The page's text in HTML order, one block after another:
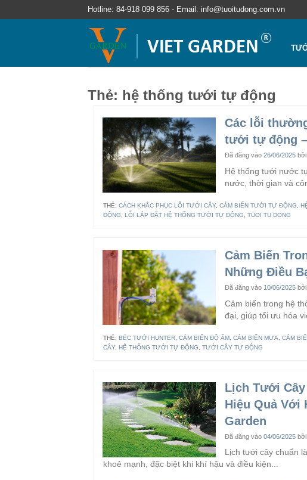
Hotline: 84-918 099 856 - Email: info@tuoitudong.com.vn
Thẻ: hệ thống tưới tự động
Các lỗi
tưới tự động
Đã đăng vào 26/06/2025bởi
Hệ thống tưới nước
nước, thời gian và
THẺ: CÁCH KHẮC PHỤC LỖI TƯỚI CÂY, CẢM BIẾN TƯỚI TỰ ĐỘNG
ĐỘNG
LỖI LẮP ĐẶT HỆ THỐNG TƯỚI TỰ ĐỘNG TUOI TU DONG
Cảm Biến
Những Điều
Đã đăng vào 10/06/2025bởi
Cảm biến trong hệ
đại, giúp tối ưu hóa
THẺ: BÉC TƯỚI HUNTER CẢM BIẾN ĐỘ ẨM CẢM BIẾN MƯA CẢM
CÂY, HỆ THỐNG TƯỚI TỰ ĐỘNG TƯỚI CÂY TỰ ĐỘNG
Lịch Tưới Cây
Hiệu Quả Với
Garden
Đã đăng vào 04/06/2025bởi
Lịch tưới cây chuẩn
khoẻ mạnh, đặc biệt khi khí hậu và điều kiện...